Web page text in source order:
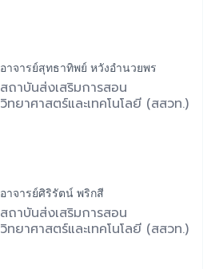
อาจารย์สุทธาทิพย์ หวังอำนวยพร
สถาบันส่งเสริมการสอน
วิทยาศาสตร์และเทคโนโลยี (สสวท.)
อาจารย์ศิริรัตน์ พริกสี
สถาบันส่งเสริมการสอน
วิทยาศาสตร์และเทคโนโลยี (สสวท.)